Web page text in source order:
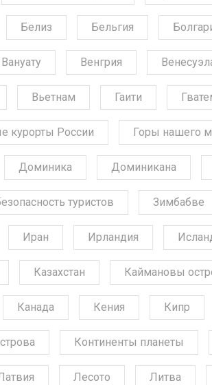
Белиз Бельгия
Вануату Венгрия
Вьетнам Гаити
курорты России Горы нашего
Доминика Доминикана
туристов Зимбабве
Иран Ирландия
Казахстан Каймановы
Канада Кения Кипр
Континенты планеты
Лесото Литва